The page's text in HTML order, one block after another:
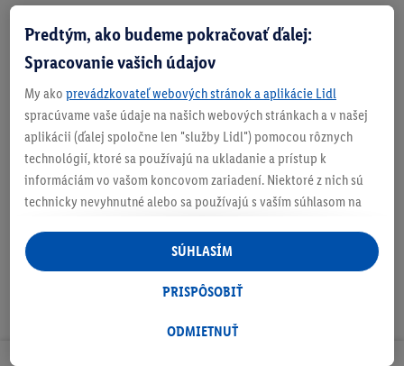
Zistite svoju veľkosť
O produkte
Predtým, ako budeme pokračovať ďalej:
Spracovanie vašich údajov
My ako prevádzkovateľ webových stránok a aplikácie Lidl
spracúvame vaše údaje na našich webových stránkach a v našej
aplikácii (ďalej spoločne len "služby Lidl") pomocou rôznych
technológií, ktoré sa používajú na ukladanie a prístup k
informáciám vo vašom koncovom zariadení. Niektoré z nich sú
technicky nevyhnutné alebo sa používajú s vaším súhlasom na
personalizovanú reklamu v rámci služieb Lidl aj mimo nich. Ak
ste účastníkom programu Lidl Plus, na tieto účely sa spracúvajú
aj údaje z vášho nákupného správania v obchode.
následne si vytvoríte účet Lidl Plus alebo sa prihlásite do svojho
ODMIETNUŤ
PRISPÔSOBIŤ
SÚHLASÍM